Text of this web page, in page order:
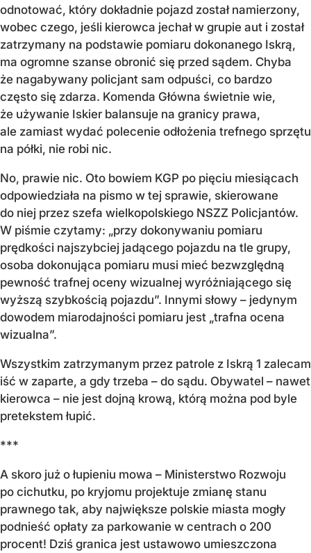
odnotować, który dokładnie pojazd został namierzony,
wobec czego, jeśli kierowca jechał w grupie aut i został
zatrzymany na podstawie pomiaru dokonanego Iskrą,
ma ogromne szanse obronić się przed sądem. Chyba
że nagabywany policjant sam odpuści, co bardzo
często się zdarza. Komenda Główna świetnie wie,
że używanie Iskier balansuje na granicy prawa,
ale zamiast wydać polecenie odłożenia trefnego sprzętu
na półki, nie robi nic.
No, prawie nic. Oto bowiem KGP po pięciu miesiącach
odpowiedziała na pismo w tej sprawie, skierowane
do niej przez szefa wielkopolskiego NSZZ Policjantów.
W piśmie czytamy: „przy dokonywaniu pomiaru
prędkości najszybciej jadącego pojazdu na tle grupy,
osoba dokonująca pomiaru musi mieć bezwzględną
pewność trafnej oceny wizualnej wyróżniającego się
wyższą szybkością pojazdu”. Innymi słowy – jedynym
dowodem miarodajności pomiaru jest „trafna ocena
wizualna”.
Wszystkim zatrzymanym przez patrole z Iskrą 1 zalecam
iść w zaparte, a gdy trzeba – do sądu. Obywatel – nawet
kierowca – nie jest dojną krową, którą można pod byle
pretekstem łupić.
***
A skoro już o łupieniu mowa – Ministerstwo Rozwoju
po cichutku, po kryjomu projektuje zmianę stanu
prawnego tak, aby największe polskie miasta mogły
podnieść opłaty za parkowanie w centrach o 200
procent! Dziś granica jest ustawowo umieszczona